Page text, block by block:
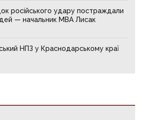
російського удару постраждали
— начальник МВА Лисак
НПЗ у Краснодарському краї